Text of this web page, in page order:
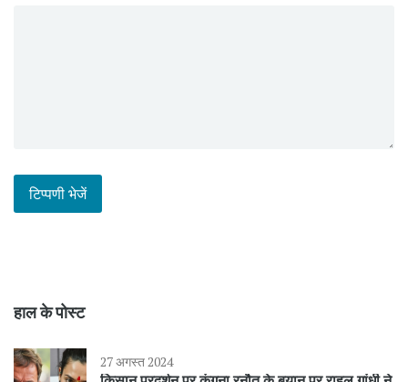
हाल के पोस्ट
27 अगस्त 2024